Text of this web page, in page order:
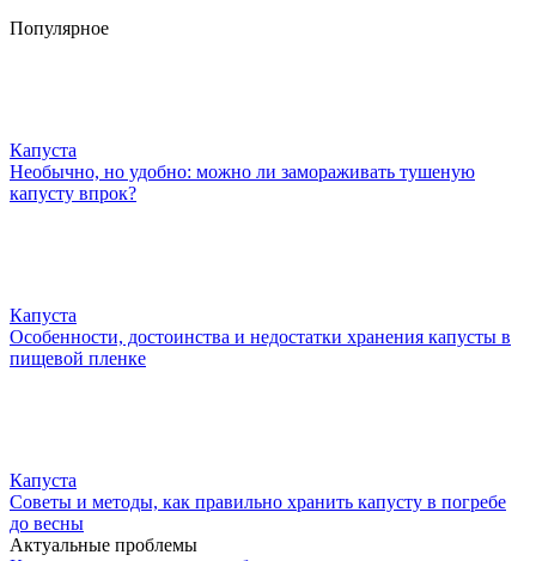
Популярное
Капуста
Необычно, но удобно: можно ли замораживать тушеную
капусту впрок?
Капуста
Особенности, достоинства и недостатки хранения капусты в
пищевой пленке
Капуста
Советы и методы, как правильно хранить капусту в погребе
до весны
Актуальные проблемы